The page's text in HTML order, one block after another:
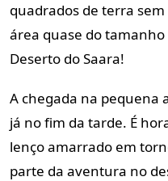
quadrados de terra
área quase do tamanho
Deserto do Saara!
A chegada na pequena
já no fim da tarde. É
lenço amarrado em
parte da aventura no